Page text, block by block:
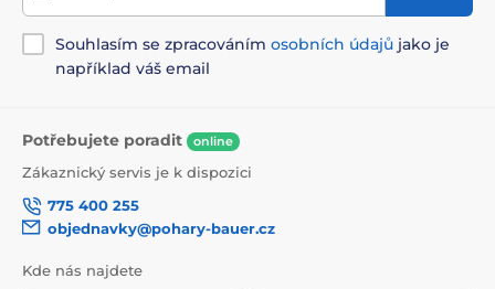
Souhlasím se zpracováním osobních údajů jako je
například váš email
Potřebujete poradit online
Zákaznický servis je k dispozici
775 400 255
objednavky@pohary-bauer.cz
Kde nás najdete